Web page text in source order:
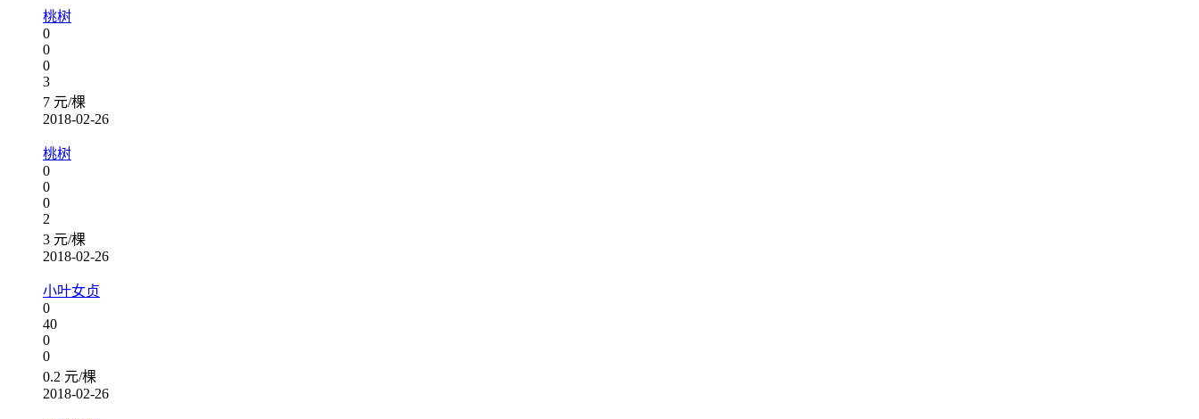
桃树
0
0
0
3
7 元/棵
2018-02-26
桃树
0
0
0
2
3 元/棵
2018-02-26
小叶女贞
0
40
0
0
0.2 元/棵
2018-02-26